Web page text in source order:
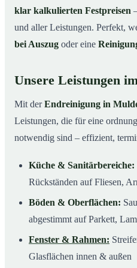
klar kalkulierten Festpreisen
und aller Leistungen. Perfekt,
bei Auszug oder eine
Unsere Leistungen
Mit derEndreinigung in
Leistungen, die für eine
notwendig sind – effizient,
Küche & Sanitärbereiche:
Rückständen auf Fliesen,
Böden & Oberflächen:
abgestimmt auf Parkett,
Fenster & Rahmen:
Glasflächen innen & außen